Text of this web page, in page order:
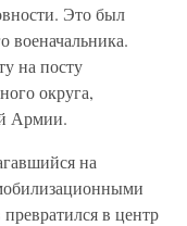
Это был
военачальника.
на посту
округа,
Армии.
на
в центр